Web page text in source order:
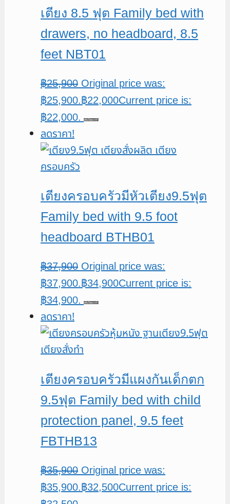
เตียง 8.5 ฟุต Family bed with
drawers, no headboard, 8.5
feet NBT01
฿25,900 Original price was:
฿25,900.฿22,000Current price is:
฿22,000.
หยิบใส่ตะกร้า
ลดราคา!
เตียงครอบครัวมีหัวเตียง9.5ฟุต
Family bed with 9.5 foot
headboard BTHB01
฿37,900 Original price was:
฿37,900.฿34,900Current price is:
฿34,900.
หยิบใส่ตะกร้า
ลดราคา!
เตียงครอบครัวมีแผงกันเด็กตก
9.5ฟุต Family bed with child
protection panel, 9.5 feet
FBTHB13
฿35,900 Original price was:
฿35,900.฿32,500Current price is: